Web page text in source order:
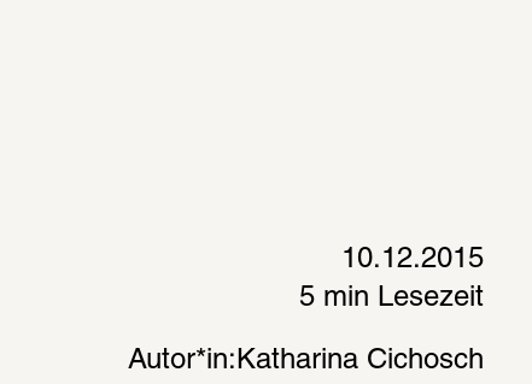
10.12.2015
5 min Lesezeit
Autor*in: Katharina Cichosch